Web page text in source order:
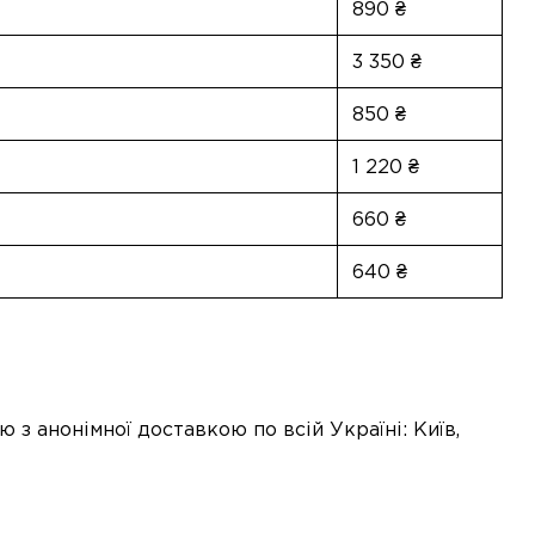
890 ₴
3 350 ₴
850 ₴
1 220 ₴
660 ₴
640 ₴
анонімної доставкою по всій Україні: Київ,